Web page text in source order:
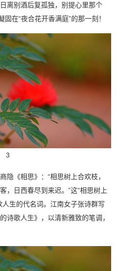
离别酒后复孤独，别提心里那个
在“夜合花开香满庭”的那一刻！
3
隐《相思》：“相思树上合欢枝，
，日西春尽到来迟。”这“相思树上
生的代名词。江南女子张诗群写
歌人生》，以清新雅致的笔调，